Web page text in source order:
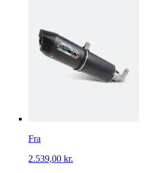
Fra
2.539,00 kr.